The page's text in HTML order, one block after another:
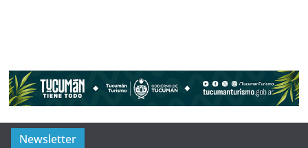
Newsletter